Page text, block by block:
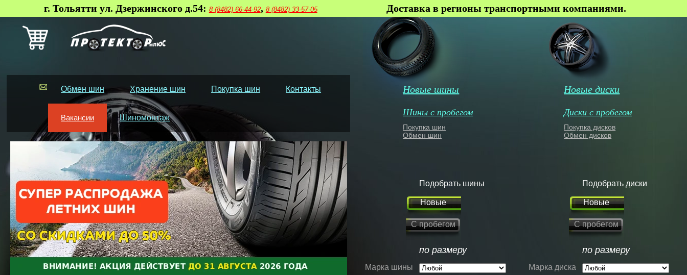
г. Тольятти ул. Дзержинского д.54: 8 (8482) 66-44-92, 8 (8482) 33-57-05 Доставка в регионы транспортными компаниями.
Обмен шин Хранение шин Покупка шин Контакты
Вакансии Шиномонтаж
Новые шины
Шины с пробегом
Покупка шин
Обмен шин
Новые диски
Диски с пробегом
Покупка дисков
Обмен дисков
Подобрать шины
Новые
С пробегом
по размеру
Марка шины
Подобрать диски
Новые
С пробегом
по размеру
Марка диска